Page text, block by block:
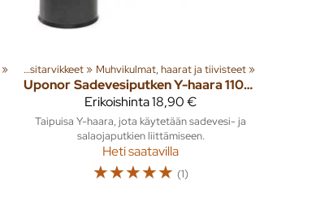
‪» Salaoja- ja sadevesitarvikkeet‪» Muhvikulmat, haarat ja tiivisteet‪»
Uponor
Sadevesiputken Y-haara 110x110mm 0-90 astetta
Erikoishinta18,90 €
Taipuisa Y-haara, jota käytetään sadevesi- ja
salaojaputkien liittämiseen.
Heti saatavilla
☆☆☆☆☆ (1)